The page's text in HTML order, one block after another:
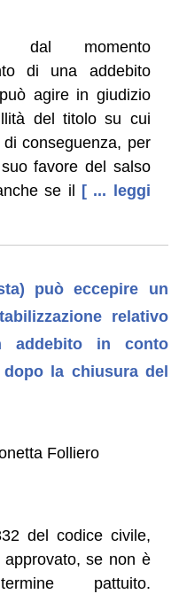
dal momento
di una addebito
agire in giudizio
del titolo su cui
conseguenza, per
favore del salso
se il [ ... leggi
può eccepire un
relativo
in conto
la chiusura del
Folliero
del codice civile,
approvato, se non è
pattuito.